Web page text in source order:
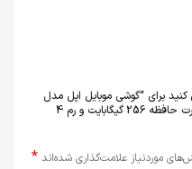
کنید برای “گوشی موبایل اپل مدل
iPhone 13 ch (Not Active) دوسیم کارت حافظه 256 گیگابایت و رم 4
موردنیاز علامت‌گذاری شده‌اند *